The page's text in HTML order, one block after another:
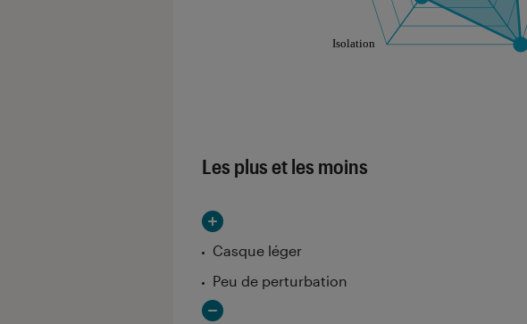
Les plus et les moins
Casque léger
Peu de perturbation